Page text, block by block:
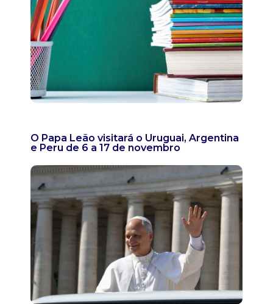
O Papa Leão visitará o Uruguai, Argentina
e Peru de 6 a 17 de novembro